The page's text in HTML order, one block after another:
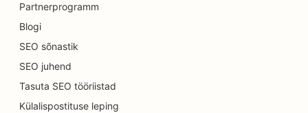
SEO Casual Dining restoranidele
SEO keemilise koorimise teenuste jaoks
SEO kassikohvikutele
Partnerprogramm
Blogi
SEO sõnastik
SEO juhend
Tasuta SEO tööriistad
Külalispostituse leping